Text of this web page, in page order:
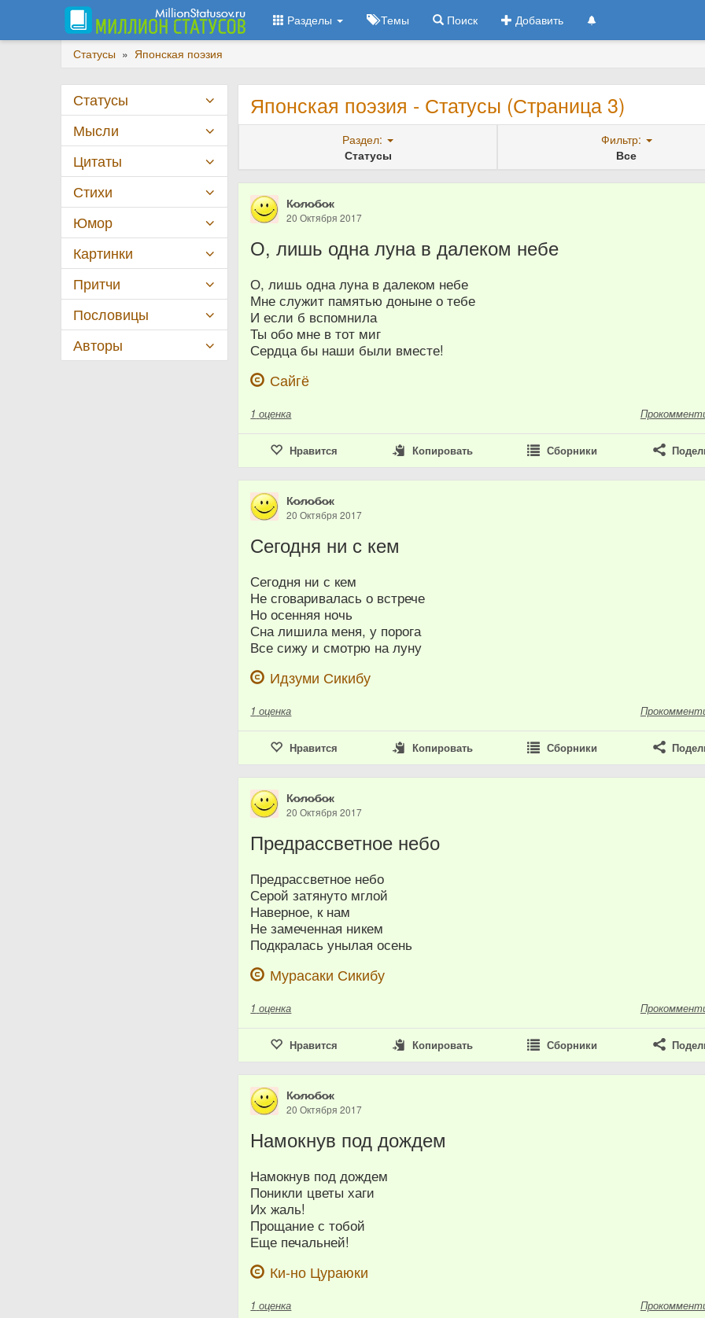
Разделы Темы Поиск Добавить
Статусы » Японская поэзия
Японская поэзия - Статусы (Страница 3)
Раздел:
Статусы
Фильтр:
Все
К̷о̷л̷о̷б̷о̷к
20 Октября 2017
О, лишь одна луна в далеком небе
О, лишь одна луна в далеком небе
Мне служит памятью доныне о тебе
И если б вспомнила
Ты обо мне в тот миг
Сердца бы наши были вместе!
Сайгё
1 оценка
Нравится Копировать Сборники
К̷о̷л̷о̷б̷о̷к
20 Октября 2017
Сегодня ни с кем
Сегодня ни с кем
Не сговаривалась о встрече
Но осенняя ночь
Сна лишила меня, у порога
Все сижу и смотрю на луну
Идзуми Сикибу
1 оценка
Нравится Копировать Сборники
К̷о̷л̷о̷б̷о̷к
20 Октября 2017
Предрассветное небо
Предрассветное небо
Серой затянуто мглой
Наверное, к нам
Не замеченная никем
Подкралась унылая осень
Мурасаки Сикибу
1 оценка
Нравится Копировать Сборники
К̷о̷л̷о̷б̷о̷к
20 Октября 2017
Намокнув под дождем
Намокнув под дождем
Поникли цветы хаги
Их жаль!
Прощание с тобой
Еще печальней!
Ки-но Цураюки
1 оценка
Статусы
Мысли
Цитаты
Стихи
Юмор
Картинки
Притчи
Пословицы
Авторы